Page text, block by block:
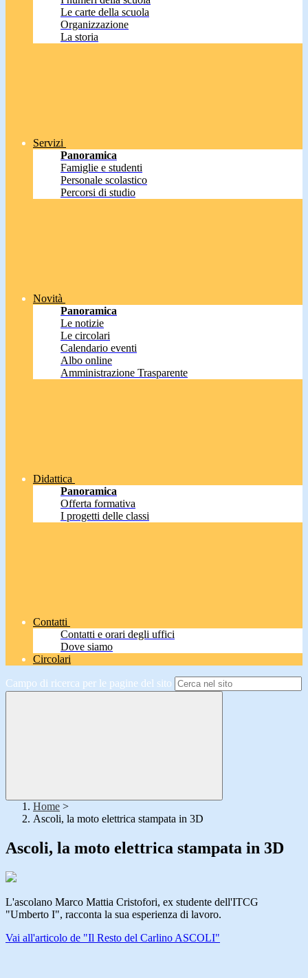
Le carte della scuola
Organizzazione
La storia
Servizi
Panoramica
Famiglie e studenti
Personale scolastico
Percorsi di studio
Novità
Panoramica
Le notizie
Le circolari
Calendario eventi
Albo online
Amministrazione Trasparente
Didattica
Panoramica
Offerta formativa
I progetti delle classi
Contatti
Contatti e orari degli uffici
Dove siamo
Circolari
Campo di ricerca per le pagine del sito
Home >
Ascoli, la moto elettrica stampata in 3D
Ascoli, la moto elettrica stampata in 3D
L'ascolano Marco Mattia Cristofori, ex studente dell'ITCG
"Umberto I", racconta la sua esperienza di lavoro.
Vai all'articolo de "Il Resto del Carlino ASCOLI"